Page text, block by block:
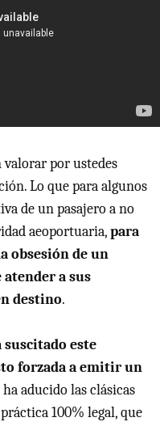
por ustedes
Lo que para algunos
de un pasajero a no
aeoportuaria,para
obsesión de un
a sus
destino.
este
forzada a emitir un
ha aducido las clásicas
100% legal, que